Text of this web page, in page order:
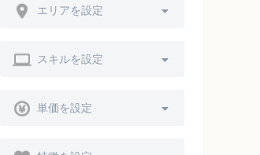
エリアを設定
スキルを設定
単価を設定